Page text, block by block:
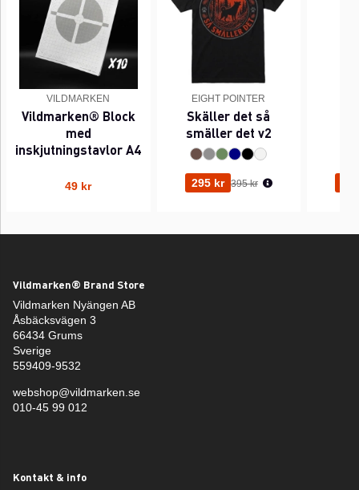
VILDMARKEN
Vildmarken® Block
med
inskjutningstavlor A4
49 kr
EIGHT POINTER
Skäller det så
smäller det v2
295 kr Ordinarie pris:
395 kr
Vildmarken® Brand Store
Vildmarken Nyängen AB
Åsbäcksvägen 3
66434 Grums
Sverige
559409-9532
webshop@vildmarken.se
010-45 99 012
Kontakt & info